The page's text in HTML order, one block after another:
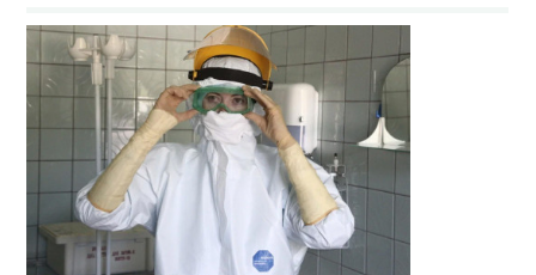
оперативном контроле.